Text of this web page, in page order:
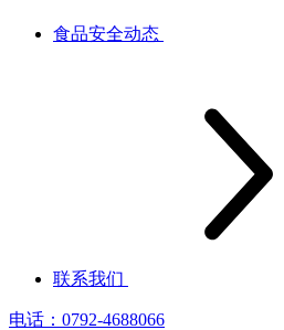
食品安全动态
联系我们
电话：0792-4688066